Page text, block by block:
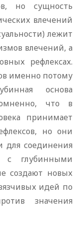
но сущность
влечений
лежит
влечений, а
рефлексах.
именно потому
основа
что в
принимает
но они
для соединения
с глубинными
создают новых
идей по
значения